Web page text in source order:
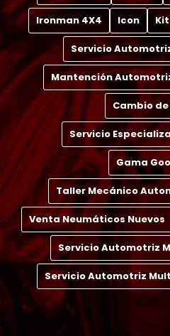
Ironman 4X4 Icon
Servicio
Mantención
Cambio
Servicio
Gama
Taller Mecánico
Venta Neumáticos Nuevos
Servicio Automotriz
Servicio Automotriz